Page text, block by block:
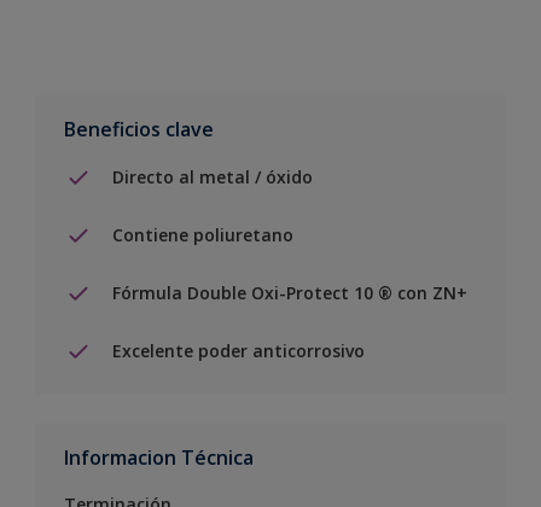
Beneficios clave
Directo al metal / óxido
Contiene poliuretano
Fórmula Double Oxi-Protect 10 ® con ZN+
Excelente poder anticorrosivo
Informacion Técnica